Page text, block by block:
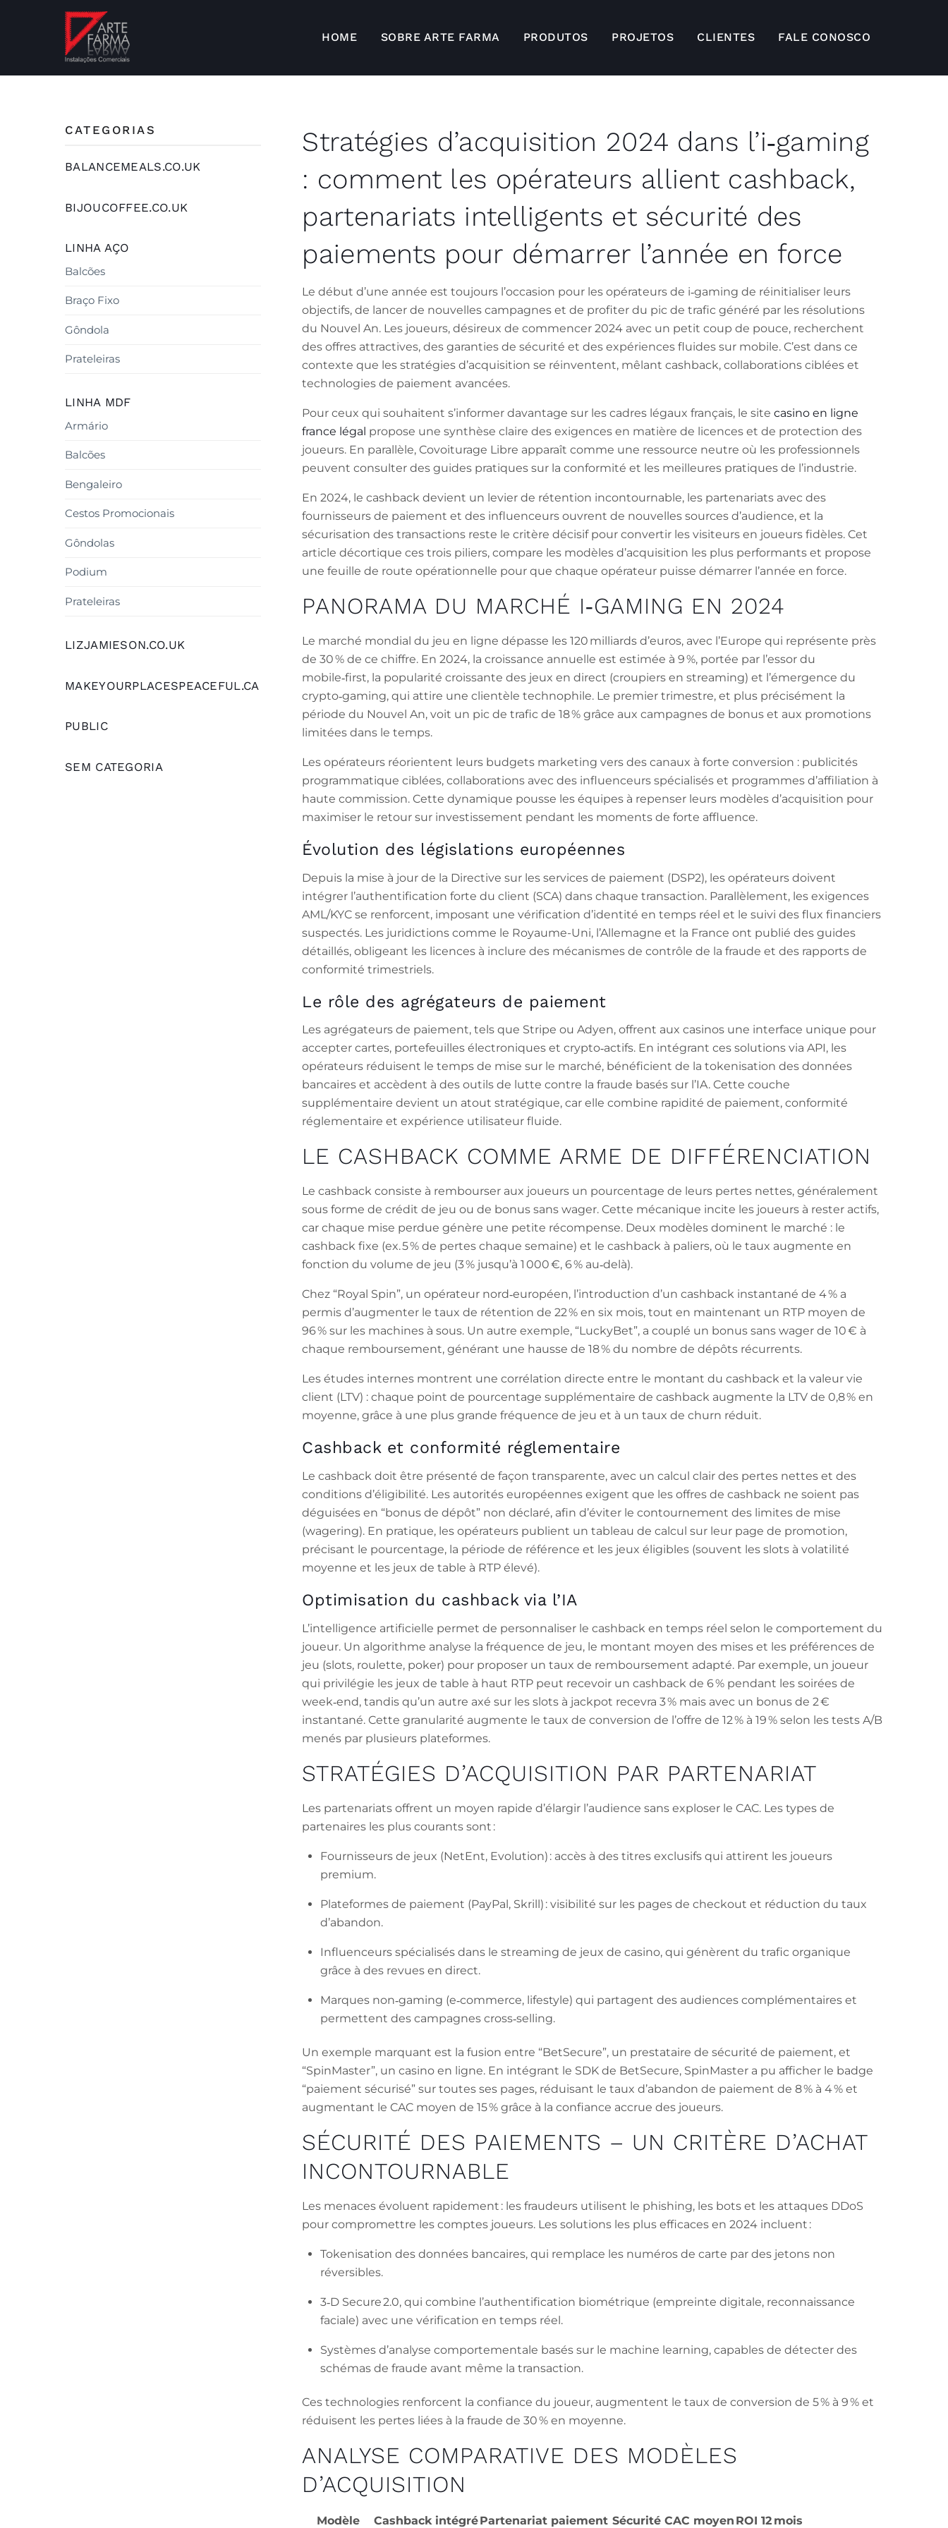
HOME SOBRE ARTE FARMA PRODUTOS PROJETOS CLIENTES FALE CONOSCO
Stratégies d’acquisition 2024 dans l’i‑gaming
: comment les opérateurs allient cashback,
partenariats intelligents et sécurité des
paiements pour démarrer l’année en force
Le début d’une année est toujours l’occasion pour les opérateurs de i‑gaming de réinitialiser leurs
objectifs, de lancer de nouvelles campagnes et de profiter du pic de trafic généré par les résolutions
du Nouvel An. Les joueurs, désireux de commencer 2024 avec un petit coup de pouce, recherchent
des offres attractives, des garanties de sécurité et des expériences fluides sur mobile. C’est dans ce
contexte que les stratégies d’acquisition se réinventent, mêlant cashback, collaborations ciblées et
technologies de paiement avancées.
Pour ceux qui souhaitent s’informer davantage sur les cadres légaux français, le sitecasino en ligne
france légal propose une synthèse claire des exigences en matière de licences et de protection des
joueurs. En parallèle, Covoiturage Libre apparaît comme une ressource neutre où les professionnels
peuvent consulter des guides pratiques sur la conformité et les meilleures pratiques de l’industrie.
En 2024, le cashback devient un levier de rétention incontournable, les partenariats avec des
fournisseurs de paiement et des influenceurs ouvrent de nouvelles sources d’audience, et la
sécurisation des transactions reste le critère décisif pour convertir les visiteurs en joueurs fidèles. Cet
article décortique ces trois piliers, compare les modèles d’acquisition les plus performants et propose
une feuille de route opérationnelle pour que chaque opérateur puisse démarrer l’année en force.
PANORAMA DU MARCHÉ I‑GAMING EN 2024
Le marché mondial du jeu en ligne dépasse les 120 milliards d’euros, avec l’Europe qui représente près
de 30 % de ce chiffre. En 2024, la croissance annuelle est estimée à 9 %, portée par l’essor du
mobile‑first, la popularité croissante des jeux en direct (croupiers en streaming) et l’émergence du
crypto‑gaming, qui attire une clientèle technophile. Le premier trimestre, et plus précisément la
période du Nouvel An, voit un pic de trafic de 18 % grâce aux campagnes de bonus et aux promotions
limitées dans le temps.
Les opérateurs réorientent leurs budgets marketing vers des canaux à forte conversion : publicités
programmatique ciblées, collaborations avec des influenceurs spécialisés et programmes d’affiliation à
haute commission. Cette dynamique pousse les équipes à repenser leurs modèles d’acquisition pour
maximiser le retour sur investissement pendant les moments de forte affluence.
Évolution des législations européennes
Depuis la mise à jour de la Directive sur les services de paiement (DSP2), les opérateurs doivent
intégrer l’authentification forte du client (SCA) dans chaque transaction. Parallèlement, les exigences
AML/KYC se renforcent, imposant une vérification d’identité en temps réel et le suivi des flux financiers
suspectés. Les juridictions comme le Royaume-Uni, l’Allemagne et la France ont publié des guides
détaillés, obligeant les licences à inclure des mécanismes de contrôle de la fraude et des rapports de
conformité trimestriels.
Le rôle des agrégateurs de paiement
Les agrégateurs de paiement, tels que Stripe ou Adyen, offrent aux casinos une interface unique pour
accepter cartes, portefeuilles électroniques et crypto‑actifs. En intégrant ces solutions via API, les
opérateurs réduisent le temps de mise sur le marché, bénéficient de la tokenisation des données
bancaires et accèdent à des outils de lutte contre la fraude basés sur l’IA. Cette couche
supplémentaire devient un atout stratégique, car elle combine rapidité de paiement, conformité
réglementaire et expérience utilisateur fluide.
LE CASHBACK COMME ARME DE DIFFÉRENCIATION
Le cashback consiste à rembourser aux joueurs un pourcentage de leurs pertes nettes, généralement
sous forme de crédit de jeu ou de bonus sans wager. Cette mécanique incite les joueurs à rester actifs,
car chaque mise perdue génère une petite récompense. Deux modèles dominent le marché : le
cashback fixe (ex. 5 % de pertes chaque semaine) et le cashback à paliers, où le taux augmente en
fonction du volume de jeu (3 % jusqu’à 1 000 €, 6 % au‑delà).
Chez “Royal Spin”, un opérateur nord‑européen, l’introduction d’un cashback instantané de 4 % a
permis d’augmenter le taux de rétention de 22 % en six mois, tout en maintenant un RTP moyen de
96 % sur les machines à sous. Un autre exemple, “LuckyBet”, a couplé un bonus sans wager de 10 € à
chaque remboursement, générant une hausse de 18 % du nombre de dépôts récurrents.
Les études internes montrent une corrélation directe entre le montant du cashback et la valeur vie
client (LTV) : chaque point de pourcentage supplémentaire de cashback augmente la LTV de 0,8 % en
moyenne, grâce à une plus grande fréquence de jeu et à un taux de churn réduit.
Cashback et conformité réglementaire
Le cashback doit être présenté de façon transparente, avec un calcul clair des pertes nettes et des
conditions d’éligibilité. Les autorités européennes exigent que les offres de cashback ne soient pas
déguisées en “bonus de dépôt” non déclaré, afin d’éviter le contournement des limites de mise
(wagering). En pratique, les opérateurs publient un tableau de calcul sur leur page de promotion,
précisant le pourcentage, la période de référence et les jeux éligibles (souvent les slots à volatilité
moyenne et les jeux de table à RTP élevé).
Optimisation du cashback via l’IA
L’intelligence artificielle permet de personnaliser le cashback en temps réel selon le comportement du
joueur. Un algorithme analyse la fréquence de jeu, le montant moyen des mises et les préférences de
jeu (slots, roulette, poker) pour proposer un taux de remboursement adapté. Par exemple, un joueur
qui privilégie les jeux de table à haut RTP peut recevoir un cashback de 6 % pendant les soirées de
week‑end, tandis qu’un autre axé sur les slots à jackpot recevra 3 % mais avec un bonus de 2 €
instantané. Cette granularité augmente le taux de conversion de l’offre de 12 % à 19 % selon les tests A/B
menés par plusieurs plateformes.
STRATÉGIES D’ACQUISITION PAR PARTENARIAT
Les partenariats offrent un moyen rapide d’élargir l’audience sans exploser le CAC. Les types de
partenaires les plus courants sont :
Fournisseurs de jeux (NetEnt, Evolution) : accès à des titres exclusifs qui attirent les joueurs
premium.
Plateformes de paiement (PayPal, Skrill) : visibilité sur les pages de checkout et réduction du taux
d’abandon.
Influenceurs spécialisés dans le streaming de jeux de casino, qui génèrent du trafic organique
grâce à des revues en direct.
Marques non‑gaming (e‑commerce, lifestyle) qui partagent des audiences complémentaires et
permettent des campagnes cross‑selling.
Un exemple marquant est la fusion entre “BetSecure”, un prestataire de sécurité de paiement, et
“SpinMaster”, un casino en ligne. En intégrant le SDK de BetSecure, SpinMaster a pu afficher le badge
“paiement sécurisé” sur toutes ses pages, réduisant le taux d’abandon de paiement de 8 % à 4 % et
augmentant le CAC moyen de 15 % grâce à la confiance accrue des joueurs.
SÉCURITÉ DES PAIEMENTS – UN CRITÈRE D’ACHAT
INCONTOURNABLE
Les menaces évoluent rapidement : les fraudeurs utilisent le phishing, les bots et les attaques DDoS
pour compromettre les comptes joueurs. Les solutions les plus efficaces en 2024 incluent :
Tokenisation des données bancaires, qui remplace les numéros de carte par des jetons non
réversibles.
3‑D Secure 2.0, qui combine l’authentification biométrique (empreinte digitale, reconnaissance
faciale) avec une vérification en temps réel.
Systèmes d’analyse comportementale basés sur le machine learning, capables de détecter des
schémas de fraude avant même la transaction.
Ces technologies renforcent la confiance du joueur, augmentent le taux de conversion de 5 % à 9 % et
réduisent les pertes liées à la fraude de 30 % en moyenne.
ANALYSE COMPARATIVE DES MODÈLES
D’ACQUISITION
Modèle Cashback intégréPartenariat paiement Sécurité CAC moyen ROI 12 mois
CATEGORIAS
BALANCEMEALS.CO.UK
BIJOUCOFFEE.CO.UK
LINHA AÇO
Balcões
Braço Fixo
Gôndola
Prateleiras
LINHA MDF
Armário
Balcões
Bengaleiro
Cestos Promocionais
Gôndolas
Podium
Prateleiras
LIZJAMIESON.CO.UK
MAKEYOURPLACESPEACEFUL.CA
PUBLIC
SEM CATEGORIA